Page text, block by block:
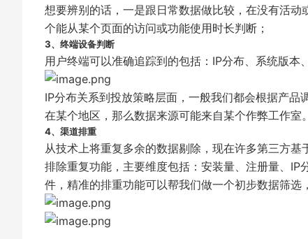
想要辨别的话，一是跟日常数据做比较，在没有活
个能从某个页面的访问或功能使用时长判断；
3、终端设备判断
用户终端可以准确追踪到的包括：IP分布、系统版本
IP分布关系到投放策略层面，一般我们都会根据产
在某个地区，那么数据来源可能来自某个作弊工作室。
4、渠道排重
从技术上将重复多余的数据剔除，现在许多第三方
排除重复功能，主要维度包括：安装量、注册量、
件，精准的排重功能可以帮我们做一个初步数据筛